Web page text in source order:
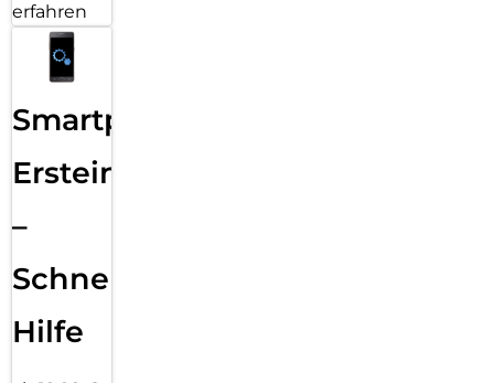
erfahren
Smartphone
Ersteinrichtung
–
Schnelle
Hilfe